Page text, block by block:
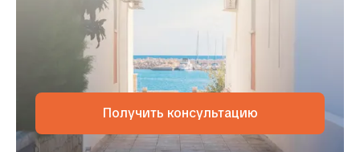
Получить консультацию